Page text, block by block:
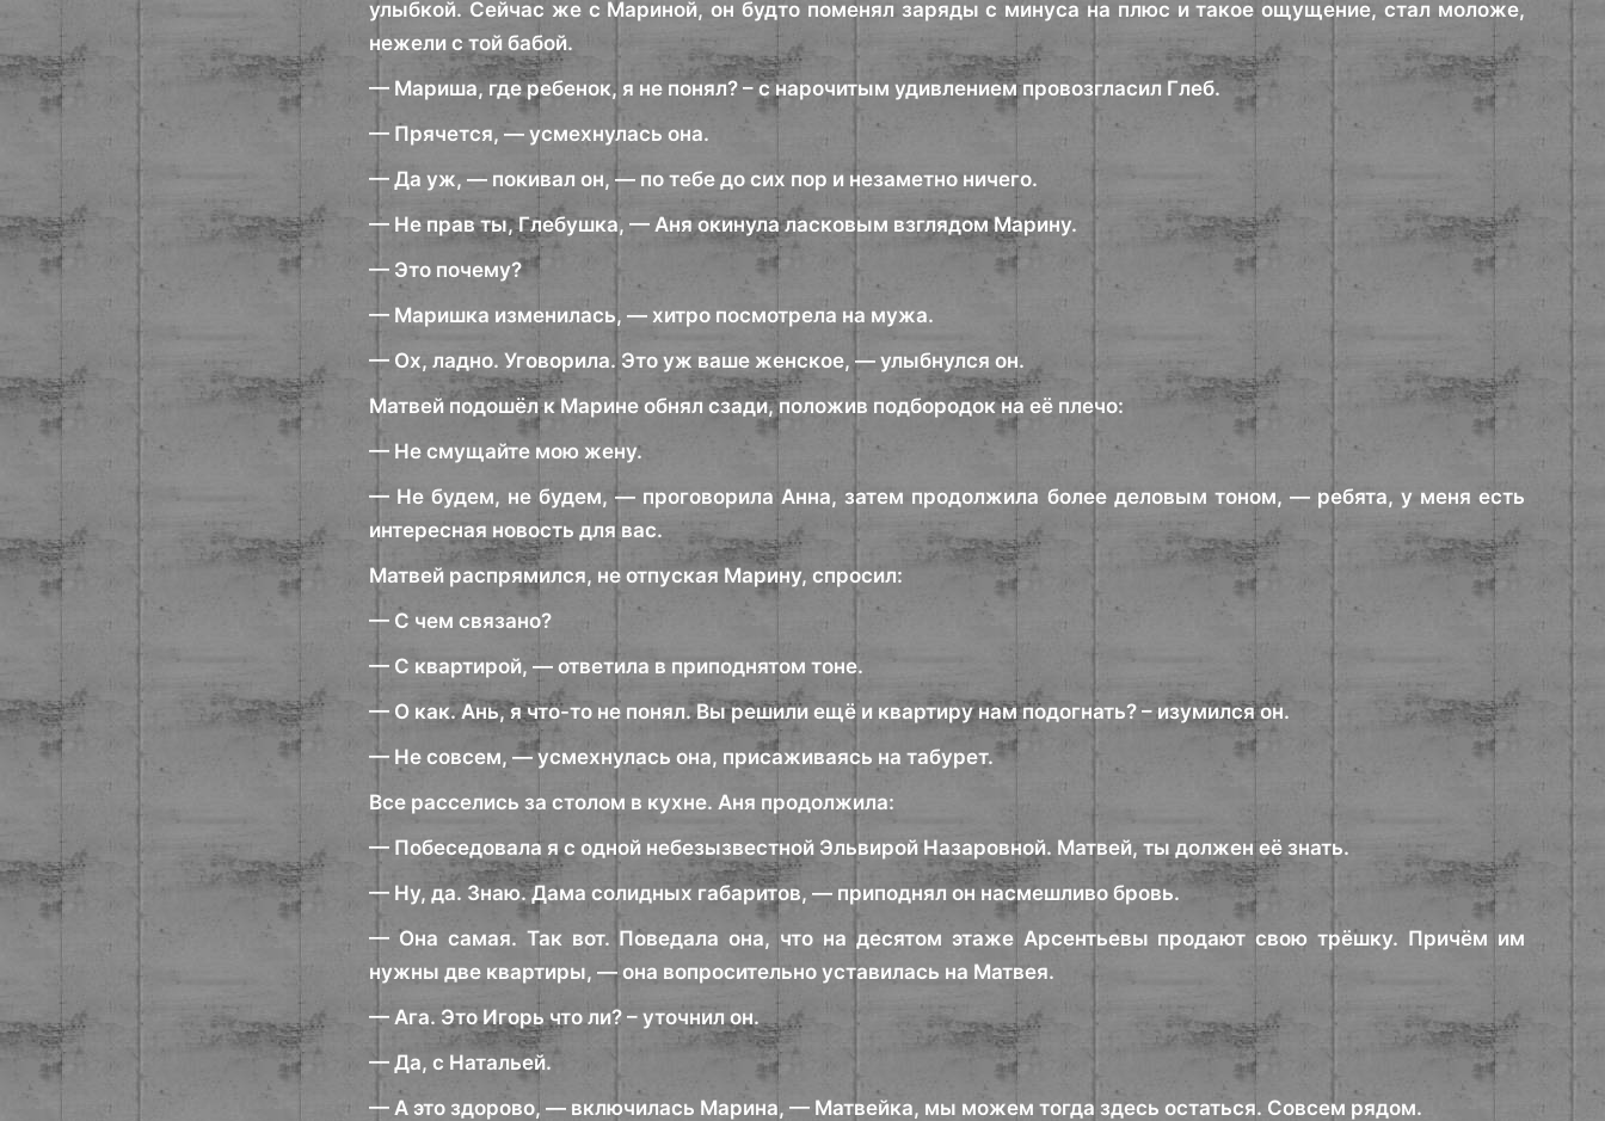
улыбкой. Сейчас же с Мариной, он будто поменял заряды с минуса на плюс и такое ощущение, стал моложе,
нежели с той бабой.
— Мариша, где ребенок, я не понял? – с нарочитым удивлением провозгласил Глеб.
— Прячется, — усмехнулась она.
— Да уж, — покивал он, — по тебе до сих пор и незаметно ничего.
— Не прав ты, Глебушка, — Аня окинула ласковым взглядом Марину.
— Это почему?
— Маришка изменилась, — хитро посмотрела на мужа.
— Ох, ладно. Уговорила. Это уж ваше женское, — улыбнулся он.
Матвей подошёл к Марине обнял сзади, положив подбородок на её плечо:
— Не смущайте мою жену.
— Не будем, не будем, — проговорила Анна, затем продолжила более деловым тоном, — ребята, у меня есть
интересная новость для вас.
Матвей распрямился, не отпуская Марину, спросил:
— С чем связано?
— С квартирой, — ответила в приподнятом тоне.
— О как. Ань, я что-то не понял. Вы решили ещё и квартиру нам подогнать? – изумился он.
— Не совсем, — усмехнулась она, присаживаясь на табурет.
Все расселись за столом в кухне. Аня продолжила:
— Побеседовала я с одной небезызвестной Эльвирой Назаровной. Матвей, ты должен её знать.
— Ну, да. Знаю. Дама солидных габаритов, — приподнял он насмешливо бровь.
— Она самая. Так вот. Поведала она, что на десятом этаже Арсентьевы продают свою трёшку. Причём им
нужны две квартиры, — она вопросительно уставилась на Матвея.
— Ага. Это Игорь что ли? – уточнил он.
— Да, с Натальей.
— А это здорово, — включилась Марина, — Матвейка, мы можем тогда здесь остаться. Совсем рядом.